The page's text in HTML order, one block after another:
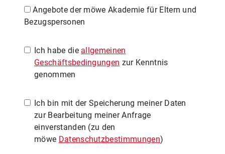
Angebote der möwe Akademie für Eltern und
Bezugspersonen
Ich habe die allgemeinen
Geschäftsbedingungen zur Kenntnis
genommen
Ich bin mit der Speicherung meiner Daten
zur Bearbeitung meiner Anfrage
einverstanden (zu den
möwe Datenschutzbestimmungen)